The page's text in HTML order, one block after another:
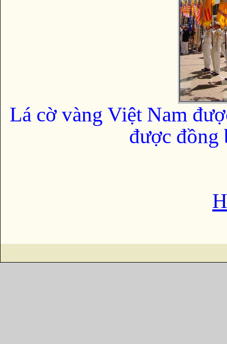
Lá cờ vàng Việt Nam
được đồng